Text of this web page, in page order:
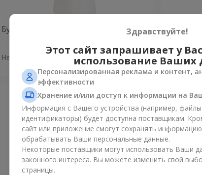
Букет "Утро в Спечли"
Нет в наличии Уточнить
Букет
Нет в
Здравствуйте!
Этот сайт запрашивает у
использование Ваших
Персонализированная реклама и контент,
эффективности
Хранение и/или доступ к информации на
Информация с Вашего устройства (например,
идентификаторы) будет доступна поставщикам.
сайт или приложение смогут сохранять
обрабатывать Ваши персональные данные.
Некоторые поставщики могут использовать Ваши
законного интереса. Вы можете изменить свой
страницы.